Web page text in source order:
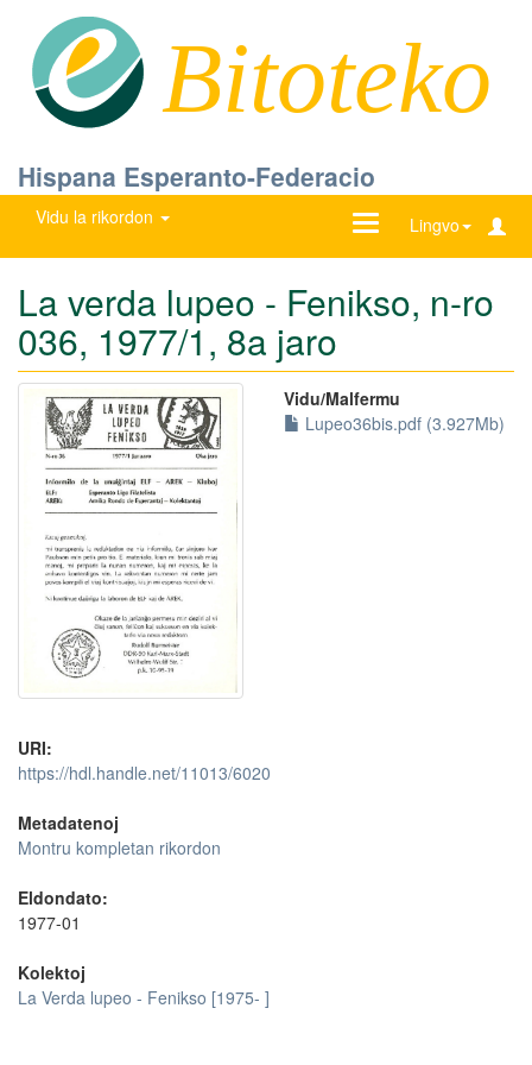
Bitoteko
Hispana Esperanto-Federacio
Vidu la rikordon Lingvo
Ŝanĝu
La verda lupeo - Fenikso, n-ro
036, 1977/1, 8a jaro
Vidu/Malfermu
Lupeo36bis.pdf (3.927Mb)
URI:
https://hdl.handle.net/11013/6020
Metadatenoj
Montru kompletan rikordon
Eldondato:
1977-01
Kolektoj
La Verda lupeo - Fenikso [1975- ]